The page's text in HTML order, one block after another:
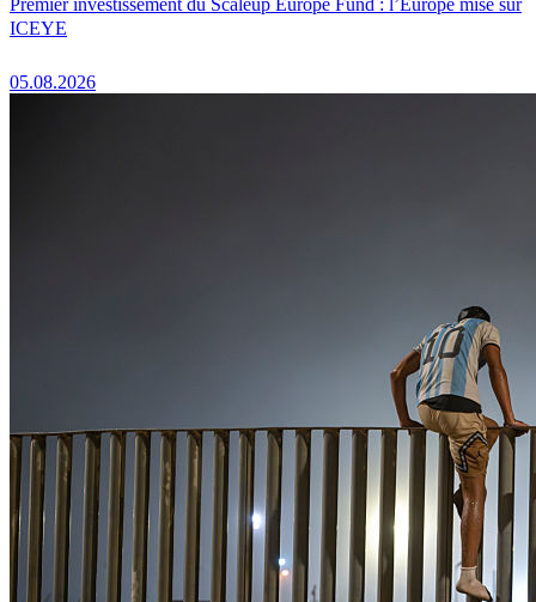
ICEYE
05.08.2026